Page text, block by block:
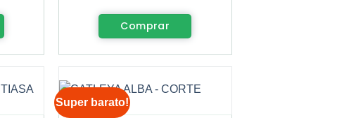
Comprar
Super barato!